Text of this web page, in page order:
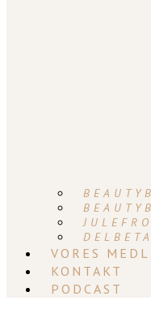
VORES
KONTAKT
PODCAST